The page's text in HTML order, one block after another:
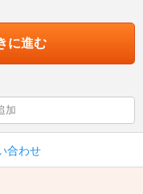
に進む
加
合わせ